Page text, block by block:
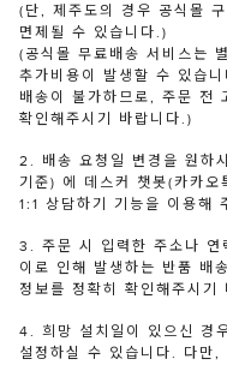
(단, 제주도의 경우 공식몰
면제될 수 있습니다.)
(공식몰 무료배송 서비스는
추가비용이 발생할 수 있습
배송이 불가하므로, 주문 전
확인해주시기 바랍니다.)
2. 배송 요청일 변경을 원하
기준) 에 데스커 챗봇(카카오
1:1 상담하기 기능을 이용해
3. 주문 시 입력한 주소나 연
이로 인해 발생하는 반품 배
정보를 정확히 확인해주시기
4. 희망 설치일이 있으신 경
설정하실 수 있습니다. 다만,